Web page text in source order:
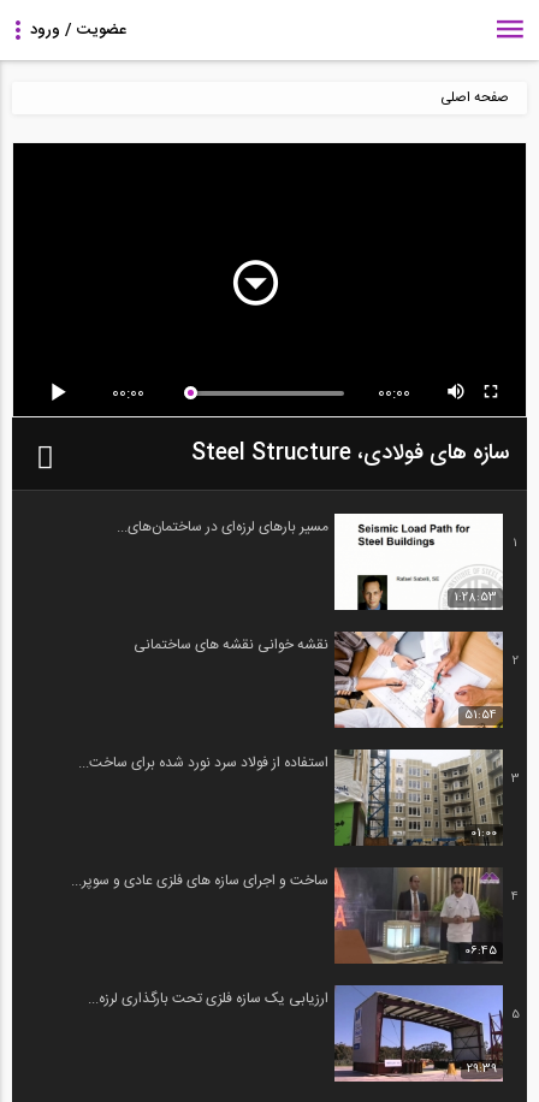
صفحه اصلی
00:00 00:00
سازه های فولادی، Steel Structure
1
1:28:53
مسیر بارهای لرزه‌ای در ساختمان‌های...
2
51:54
نقشه خوانی نقشه های ساختمانی
3
01:00
استفاده از فولاد سرد نورد شده برای ساخت...
4
06:45
ساخت و اجرای سازه های فلزی عادی و سوپر...
5
29:39
ارزیابی یک سازه فلزی تحت بارگذاری لرزه...